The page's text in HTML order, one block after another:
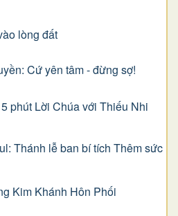
lòng đất
Cứ yên tâm - đừng sợ!
phút Lời Chúa với Thiếu Nhi
Thánh lễ ban bí tích Thêm sức
Kim Khánh Hôn Phối